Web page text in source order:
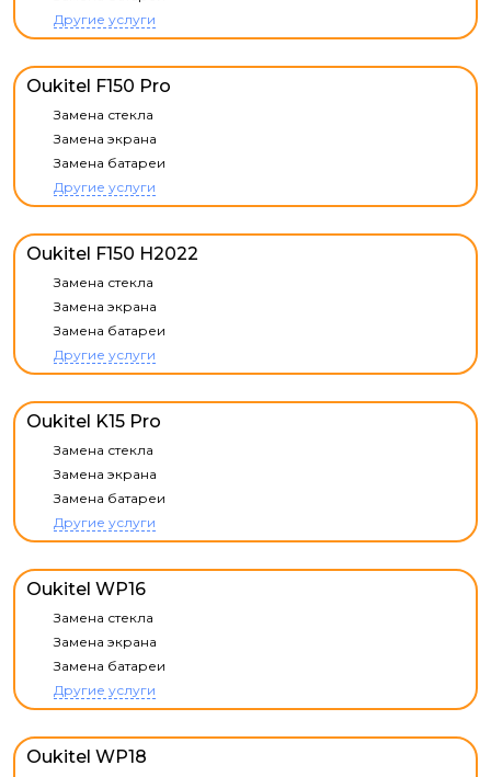
Другие услуги
Oukitel F150 Pro
Замена стекла
Замена экрана
Замена батареи
Другие услуги
Oukitel F150 H2022
Замена стекла
Замена экрана
Замена батареи
Другие услуги
Oukitel K15 Pro
Замена стекла
Замена экрана
Замена батареи
Другие услуги
Oukitel WP16
Замена стекла
Замена экрана
Замена батареи
Другие услуги
Oukitel WP18